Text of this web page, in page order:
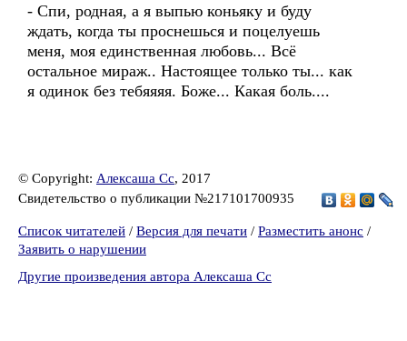
- Спи, родная, а я выпью коньяку и буду
ждать, когда ты проснешься и поцелуешь
меня, моя единственная любовь... Всё
остальное мираж.. Настоящее только ты... как
я одинок без тебяяяя. Боже... Какая боль....
© Copyright: Алексаша Сс, 2017
Свидетельство о публикации №217101700935
Список читателей / Версия для печати / Разместить анонс /
Заявить о нарушении
Другие произведения автора Алексаша Сс